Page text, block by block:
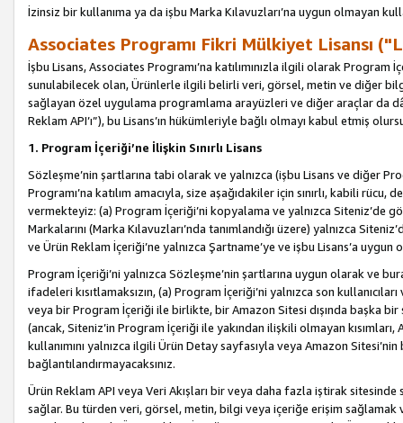
İzinsiz bir kullanıma ya da işbu Marka Kılavuzları’na uygun olmayan
Associates Programı Fikri Mülkiyet Lisansı
İşbu Lisans, Associates Programı’na katılımınızla ilgili olarak Program
sunulabilecek olan, Ürünlerle ilgili belirli veri, görsel, metin ve diğer
sağlayan özel uygulama programlama arayüzleri ve diğer araçlar da
Reklam API’ı”), bu Lisans’ın hükümleriyle bağlı olmayı kabul etmiş
1. Program İçeriği’ne İlişkin Sınırlı Lisans
Sözleşme’nin şartlarına tabi olarak ve yalnızca (işbu Lisans ve diğer
Programı’na katılım amacıyla, size aşağıdakiler için sınırlı, kabili
vermekteyiz: (a) Program İçeriği’ni kopyalama ve yalnızca Siteniz’de
Markalarını (Marka Kılavuzları’nda tanımlandığı üzere) yalnızca
ve Ürün Reklam İçeriği’ne yalnızca Şartname’ye ve işbu Lisans’a
Program İçeriği’ni yalnızca Sözleşme’nin şartlarına uygun olarak ve
ifadeleri kısıtlamaksızın, (a) Program İçeriği’ni yalnızca son
veya bir Program İçeriği ile birlikte, bir Amazon Sitesi dışında başka
(ancak, Siteniz’in Program İçeriği ile yakından ilişkili olmayan
kullanımını yalnızca ilgili Ürün Detay sayfasıyla veya Amazon
bağlantılandırmayacaksınız.
Ürün Reklam API veya Veri Akışları bir veya daha fazla iştirak
sağlar. Bu türden veri, görsel, metin, bilgi veya içeriğe erişim sağlamak